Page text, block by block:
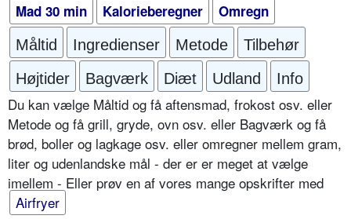
Mad 30 min
Kalorieberegner Omregn
Måltid Ingredienser Metode
Tilbehør
Højtider
Bagværk Diæt Udland Info
Du kan vælge Måltid og få aftensmad, frokost osv. eller
Metode og få grill, gryde, ovn osv. eller Bagværk og få
brød, boller og lagkage osv. eller omregner mellem gram,
liter og udenlandske mål - der er er meget at vælge
imellem - Eller prøv en af vores mange opskrifter med
Airfryer